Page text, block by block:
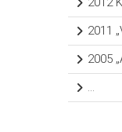
2011
2005
…